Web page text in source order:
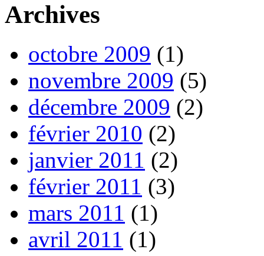
Archives
octobre 2009 (1)
novembre 2009 (5)
décembre 2009 (2)
février 2010 (2)
janvier 2011 (2)
février 2011 (3)
mars 2011 (1)
avril 2011 (1)